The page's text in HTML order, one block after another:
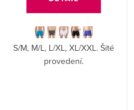
S/M, M/L, L/XL, XL/XXL. Šité
provedení.